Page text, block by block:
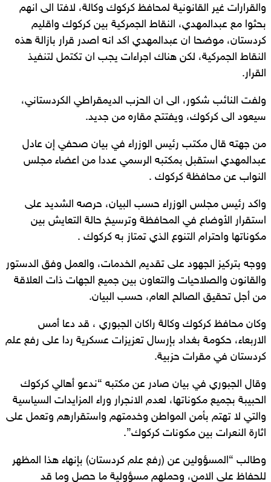
والقرارات غير القانونية لمحافظ كركوك وكالة، لافتا الى انهم
بحثوا مع عبدالمهدي، النقاط الجمركية بين كركوك واقليم
كردستان، موضحا ان عبدالمهدي اكد انه اصدر قرار بازالة هذه
النقاط الجمركية، لكن هناك اجراءات يجب ان تكتمل لتنفيذ
القرار.
ولفت النائب شكور، الى ان الحزب الديمقراطي الكردستاني،
سيعود الى كركوك، ويفتتح مقاره من جديد.
من جهته قال مكتب رئيس الوزراء في بيان صحفي إن عادل
عبدالمهدي استقبل بمكتبه الرسمي عددا من اعضاء مجلس
النواب عن محافظة كركوك .
واكد رئيس مجلس الوزراء حسب البيان، حرصه الشديد على
استقرار الأوضاع في المحافظة وترسيخ حالة التعايش بين
مكوناتها واحترام التنوع الذي تمتاز به كركوك .
ووجه بتركيز الجهود على تقديم الخدمات، والعمل وفق الدستور
والقانون والصلاحيات والتعاون بين جميع الجهات ذات العلاقة
من أجل تحقيق الصالح العام، حسب البيان.
وكان محافظ كركوك وكالة راكان الجبوري ، قد دعا أمس
الاربعاء، حكومة بغداد بإرسال تعزيزات عسكرية ردا على رفع علم
كردستان في مقرات حزبية.
وقال الجبوري في بيان صادر عن مكتبه “ندعو أهالي كركوك
الحبيبة بجميع مكوناتها، لعدم الانجرار وراء المزايدات السياسية
والتي لا تهتم بأمن المواطن وخدمتهم واستقرارهم وتعمل على
اثارة النعرات بين مكونات كركوك”.
وطالب “المسؤولين عن (رفع علم كردستان) بإنهاء هذا المظهر
للحفاظ على الامن، وحملهم مسؤولية ما حصل وما قد